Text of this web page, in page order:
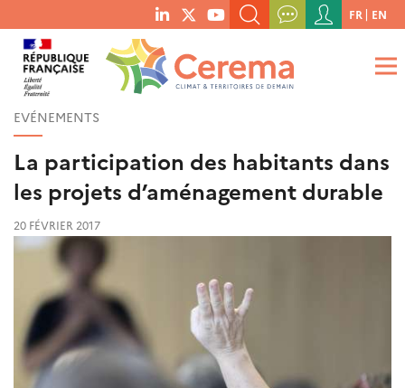
menu
social
links
RECHERCHER UN MOT-CLÉ, UNE PUBLICATION, ETC.
QUE RECHERCHEZ-VOUS ?
Menu
du
compte
de
FR EN
EVÉNEMENTS
La participation des habitants dans
les projets d’aménagement durable
20 FÉVRIER 2017